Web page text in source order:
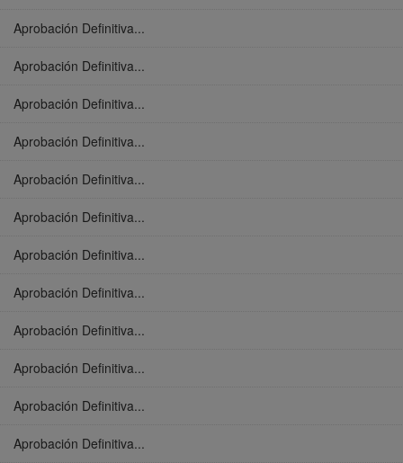
Aprobación Definitiva...
Aprobación Definitiva...
Aprobación Definitiva...
Aprobación Definitiva...
Aprobación Definitiva...
Aprobación Definitiva...
Aprobación Definitiva...
Aprobación Definitiva...
Aprobación Definitiva...
Aprobación Definitiva...
Aprobación Definitiva...
Aprobación Definitiva...